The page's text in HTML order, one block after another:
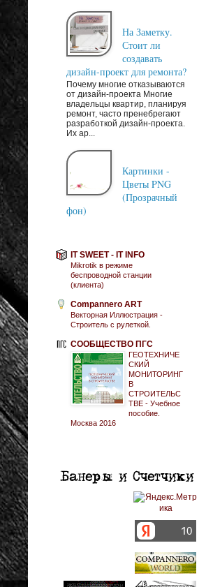
На Заметку.
Стоит ли
создавать
дизайн-проект для ремонта?
Почему многие отказываются
от дизайн-проекта Многие
владельцы квартир, планируя
ремонт, часто пренебрегают
разработкой дизайн-проекта.
Их ар...
Картинки -
Цветы PNG
(Прозрачный
фон)
IT SWEET - IT INFO
Mikrotik в режиме
беспроводной станции
(клиента)
Compannero ART
Векторная Иллюстрация -
Строитель с рулеткой.
СООБЩЕСТВО ПГС
ГЕОТЕХНИЧЕ
СКИЙ
МОНИТОРИНГ
В
СТРОИТЕЛЬС
ТВЕ - Учебное
пособие.
Москва 2016